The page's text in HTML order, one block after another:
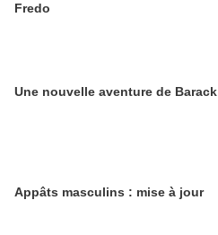
Fredo
Une nouvelle aventure de Barack
Appâts masculins : mise à jour